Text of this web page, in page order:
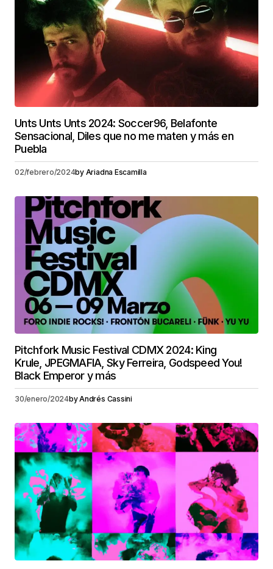
Unts Unts Unts 2024: Soccer96, Belafonte
Sensacional, Diles que no me maten y más en
Puebla
02/febrero/2024by Ariadna Escamilla
Pitchfork Music Festival CDMX 2024: King
Krule, JPEGMAFIA, Sky Ferreira, Godspeed You!
Black Emperor y más
30/enero/2024byAndrés Cassini